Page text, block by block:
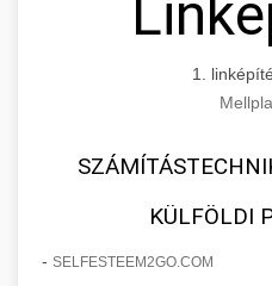
1.
KÜLFÖLDI
- SELFESTEEM2GO.COM